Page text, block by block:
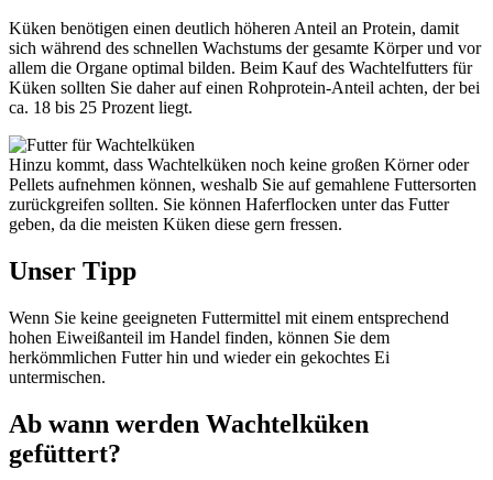
Küken benötigen einen deutlich höheren Anteil an Protein, damit
sich während des schnellen Wachstums der gesamte Körper und vor
allem die Organe optimal bilden. Beim Kauf des Wachtelfutters für
Küken sollten Sie daher auf einen Rohprotein-Anteil achten, der bei
ca. 18 bis 25 Prozent liegt.
Hinzu kommt, dass Wachtelküken noch keine großen Körner oder
Pellets aufnehmen können, weshalb Sie auf gemahlene Futtersorten
zurückgreifen sollten. Sie können Haferflocken unter das Futter
geben, da die meisten Küken diese gern fressen.
Unser Tipp
Wenn Sie keine geeigneten Futtermittel mit einem entsprechend
hohen Eiweißanteil im Handel finden, können Sie dem
herkömmlichen Futter hin und wieder ein gekochtes Ei
untermischen.
Ab wann werden Wachtelküken
gefüttert?